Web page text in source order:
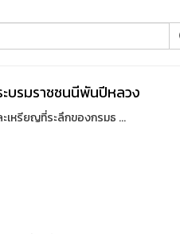
รมราชชนนีพันปีหลวง
หรียญที่ระลึกของกรมธ ...